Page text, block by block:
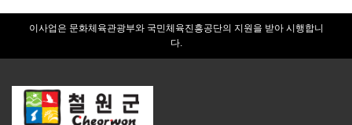
이사업은 문화체육관광부와 국민체육진흥공단의 지원을 받아 시행합니
다.